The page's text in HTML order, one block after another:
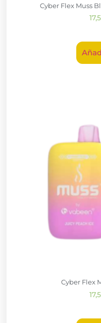
Cyber Flex Muss
Cyber Flex